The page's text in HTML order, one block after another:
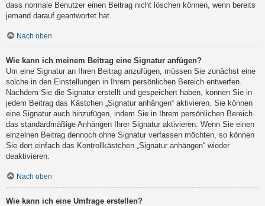
dass normale Benutzer einen Beitrag nicht löschen können, wenn bereits
jemand darauf geantwortet hat.
Nach oben
Wie kann ich meinem Beitrag eine Signatur anfügen?
Um eine Signatur an Ihren Beitrag anzufügen, müssen Sie zunächst eine
solche in den Einstellungen in Ihrem persönlichen Bereich entwerfen.
Nachdem Sie die Signatur erstellt und gespeichert haben, können Sie in
jedem Beitrag das Kästchen „Signatur anhängen“ aktivieren. Sie können
eine Signatur auch hinzufügen, indem Sie in Ihrem persönlichen Bereich
das standardmäßige Anhängen Ihrer Signatur aktivieren. Wenn Sie einen
einzelnen Beitrag dennoch ohne Signatur verfassen möchten, so können
Sie dort einfach das Kontrollkästchen „Signatur anhängen“ wieder
deaktivieren.
Nach oben
Wie kann ich eine Umfrage erstellen?